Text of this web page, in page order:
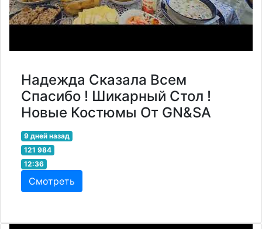
Надежда Сказала Всем
Спасибо ! Шикарный Стол !
Новые Костюмы От GN&SA
9 дней назад
121 984
12:36
Смотреть